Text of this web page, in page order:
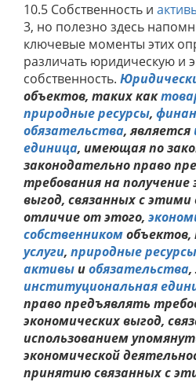
10.5 Собственность и
3, но полезно здесь
ключевые моменты этих
различать юридическую и
собственность.
объектов, таких как
природные ресурсы,
обязательства, является
единица, имеющая по
законодательно право
требования на получение
выгод, связанных с
отличие от этого,
собственником
услуги, природные ресурсы
активы иобязательства,
институциональная
право предъявлять
экономических выгод,
использованием
экономической
принятию связанных с